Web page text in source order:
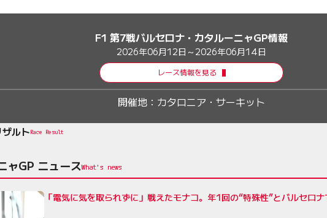
F1 第7戦バルセロナ・カタルーニャGP情報
2026年06月12日～2026年06月14日
レース情報を見る
開催地： カタロニア・サーキット
ルトRace Result
ャGP ニュース
「電気に気を取られずに」戦えたモナコ。年1回の“特殊性”とバルセロ